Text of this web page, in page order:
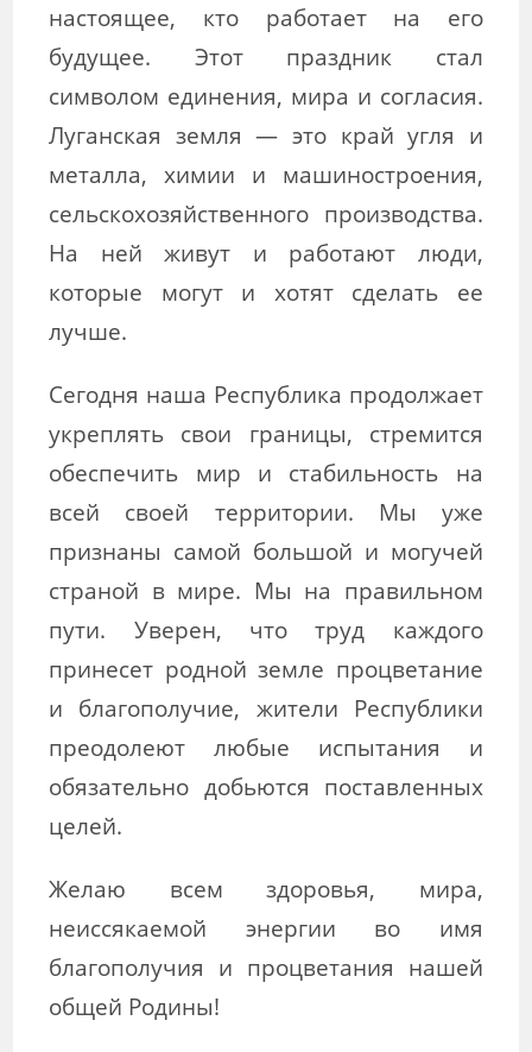
настоящее, кто работает на его
будущее. Этот праздник стал
символом единения, мира и согласия.
Луганская земля — это край угля и
металла, химии и машиностроения,
сельскохозяйственного производства.
На ней живут и работают люди,
которые могут и хотят сделать ее
лучше.
Сегодня наша Республика продолжает
укреплять свои границы, стремится
обеспечить мир и стабильность на
всей своей территории. Мы уже
признаны самой большой и могучей
страной в мире. Мы на правильном
пути. Уверен, что труд каждого
принесет родной земле процветание
и благополучие, жители Республики
преодолеют любые испытания и
обязательно добьются поставленных
целей.
Желаю всем здоровья, мира,
неиссякаемой энергии во имя
благополучия и процветания нашей
общей Родины!